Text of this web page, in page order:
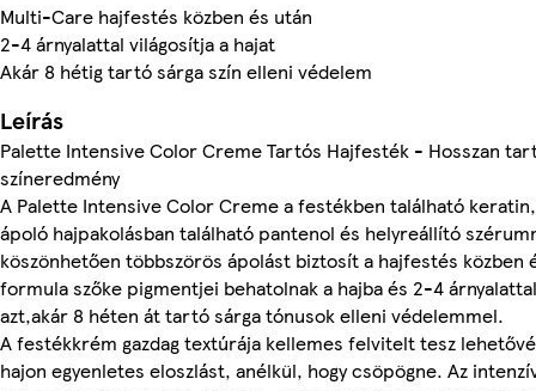
Multi-Care hajfestés közben és után
2-4 árnyalattal világosítja a hajat
Akár 8 hétig tartó sárga szín elleni védelem
Leírás
Palette Intensive Color Creme Tartós Hajfesték - Hosszan
színeredmény
A Palette Intensive Color Creme a festékben található
ápoló hajpakolásban található pantenol és helyreállító
köszönhetően többszörös ápolást biztosít a hajfestés közben
formula szőke pigmentjei behatolnak a hajba és 2-4
azt,akár 8 héten át tartó sárga tónusok elleni védelemmel.
A festékkrém gazdag textúrája kellemes felvitelt tesz
hajon egyenletes eloszlást, anélkül, hogy csöpögne. Az